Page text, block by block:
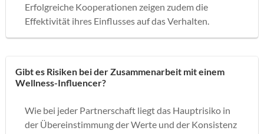
Erfolgreiche Kooperationen zeigen zudem die
Effektivität ihres Einflusses auf das Verhalten.
Gibt es Risiken bei der Zusammenarbeit mit einem
Wellness-Influencer?
Wie bei jeder Partnerschaft liegt das Hauptrisiko in
der Übereinstimmung der Werte und der Konsistenz